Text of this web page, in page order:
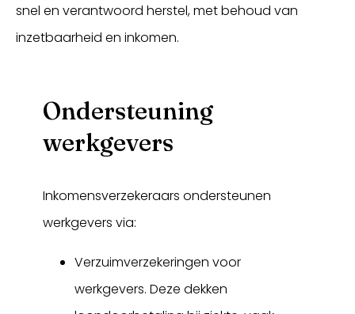
snel en verantwoord herstel, met behoud van
inzetbaarheid en inkomen.
Ondersteuning
werkgevers
Inkomensverzekeraars ondersteunen
werkgevers via:
Verzuimverzekeringen voor
werkgevers. Deze dekken